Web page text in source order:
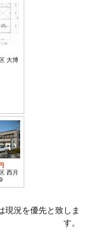
大博
西月
現況を優先と致しま
す。